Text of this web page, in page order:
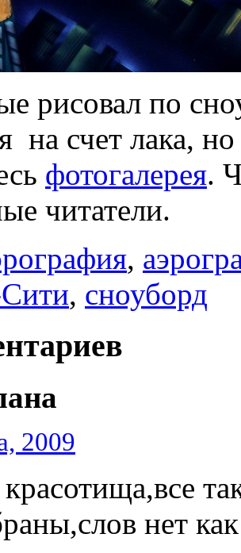
рисовал по
на счет лака,
фотогалерея.
читатели.
,
, сноуборд
2009
нет